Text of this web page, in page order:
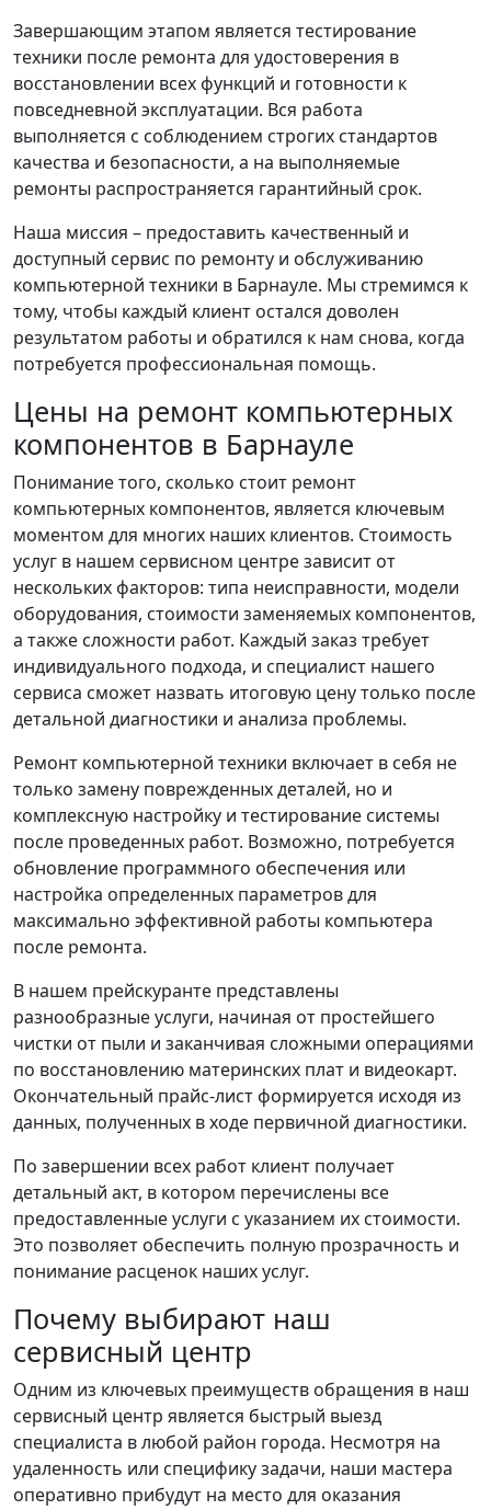
Завершающим этапом является тестирование
техники после ремонта для удостоверения в
восстановлении всех функций и готовности к
повседневной эксплуатации. Вся работа
выполняется с соблюдением строгих стандартов
качества и безопасности, а на выполняемые
ремонты распространяется гарантийный срок.
Наша миссия – предоставить качественный и
доступный сервис по ремонту и обслуживанию
компьютерной техники в Барнауле. Мы стремимся к
тому, чтобы каждый клиент остался доволен
результатом работы и обратился к нам снова, когда
потребуется профессиональная помощь.
Цены на ремонт компьютерных
компонентов в Барнауле
Понимание того, сколько стоит ремонт
компьютерных компонентов, является ключевым
моментом для многих наших клиентов. Стоимость
услуг в нашем сервисном центре зависит от
нескольких факторов: типа неисправности, модели
оборудования, стоимости заменяемых компонентов,
а также сложности работ. Каждый заказ требует
индивидуального подхода, и специалист нашего
сервиса сможет назвать итоговую цену только после
детальной диагностики и анализа проблемы.
Ремонт компьютерной техники включает в себя не
только замену поврежденных деталей, но и
комплексную настройку и тестирование системы
после проведенных работ. Возможно, потребуется
обновление программного обеспечения или
настройка определенных параметров для
максимально эффективной работы компьютера
после ремонта.
В нашем прейскуранте представлены
разнообразные услуги, начиная от простейшего
чистки от пыли и заканчивая сложными операциями
по восстановлению материнских плат и видеокарт.
Окончательный прайс-лист формируется исходя из
данных, полученных в ходе первичной диагностики.
По завершении всех работ клиент получает
детальный акт, в котором перечислены все
предоставленные услуги с указанием их стоимости.
Это позволяет обеспечить полную прозрачность и
понимание расценок наших услуг.
Почему выбирают наш
сервисный центр
Одним из ключевых преимуществ обращения в наш
сервисный центр является быстрый выезд
специалиста в любой район города. Несмотря на
удаленность или специфику задачи, наши мастера
оперативно прибудут на место для оказания